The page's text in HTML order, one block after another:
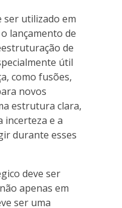
ser utilizado em
lançamento de
de
útil
como fusões,
novos
estrutura clara,
incerteza e a
durante esses
deve ser
apenas em
ser uma